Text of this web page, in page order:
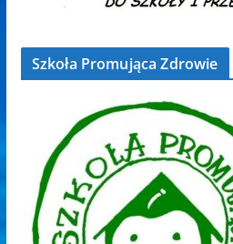
Szkoła Promująca Zdrowie